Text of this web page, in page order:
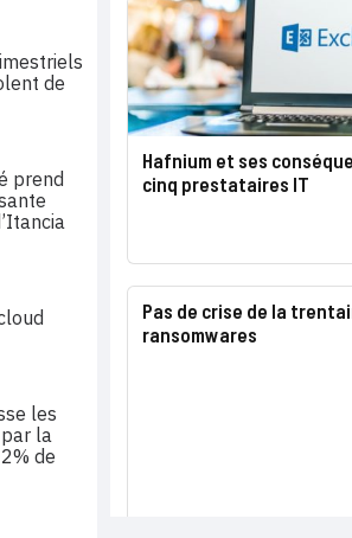
Hafnium et ses
cinq prestataires IT
Pas de crise de la
ransomwares
de
prend
les
la
de